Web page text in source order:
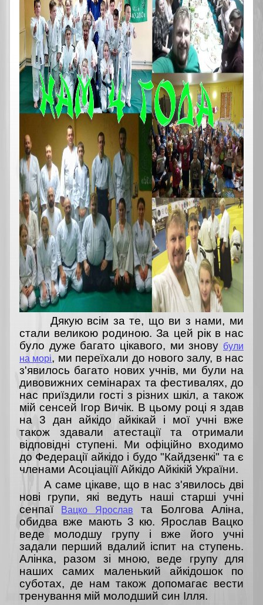
Дякую всім за те, що ви з нами, ми
стали великою родиною. За цей рік в нас
було дуже багато цікавого, ми знову були
на морі, ми переїхали до нового залу, в нас
з'явилось багато нових учнів, ми були на
дивовижних семінарах та фестивалях, до
нас приїздили гості з різних шкіл, а також
мій сенсей Ігор Вичік. В цьому році я здав
на 3 дан айкідо айкікай і мої учні вже
також здавали атестації та отримали
відповідні ступені. Ми офіційно входимо
до Федерації айкідо і будо "Кайдзенкі" та є
членами Асоціаціїї Айкідо Айкікій України.
А саме цікаве, що в нас з'явилось дві
нові групи, які ведуть наші старші учні
сенпаї
Вацко Ярослав
та Болгова Аліна,
обидва вже мають 3 кю. Ярослав Вацко
веде молодшу групу і вже його учні
задали перший вдалий іспит на ступень.
Алінка, разом зі мною, веде групу для
наших самих маленький айкідошок по
суботах, де нам також допомагає вести
тренування мій молодший син Ілля.